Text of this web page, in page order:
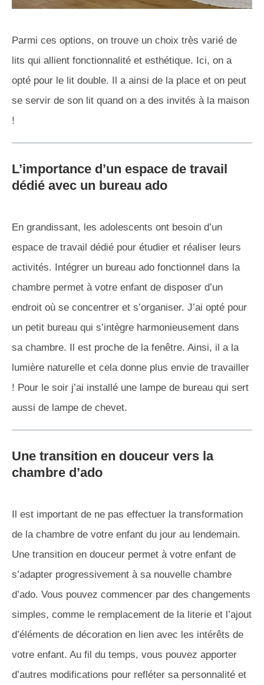
Parmi ces options, on trouve un choix très varié de
lits qui allient fonctionnalité et esthétique. Ici, on a
opté pour le lit double. Il a ainsi de la place et on peut
se servir de son lit quand on a des invités à la maison
!
L’importance d’un espace de travail
dédié avec un bureau ado
En grandissant, les adolescents ont besoin d’un
espace de travail dédié pour étudier et réaliser leurs
activités. Intégrer un bureau ado fonctionnel dans la
chambre permet à votre enfant de disposer d’un
endroit où se concentrer et s’organiser. J’ai opté pour
un petit bureau qui s’intègre harmonieusement dans
sa chambre. Il est proche de la fenêtre. Ainsi, il a la
lumière naturelle et cela donne plus envie de travailler
! Pour le soir j’ai installé une lampe de bureau qui sert
aussi de lampe de chevet.
Une transition en douceur vers la
chambre d’ado
Il est important de ne pas effectuer la transformation
de la chambre de votre enfant du jour au lendemain.
Une transition en douceur permet à votre enfant de
s’adapter progressivement à sa nouvelle chambre
d’ado. Vous pouvez commencer par des changements
simples, comme le remplacement de la literie et l’ajout
d’éléments de décoration en lien avec les intérêts de
votre enfant. Au fil du temps, vous pouvez apporter
d’autres modifications pour refléter sa personnalité et